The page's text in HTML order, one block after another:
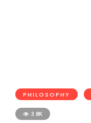
PHILOSOPHY
3.8K